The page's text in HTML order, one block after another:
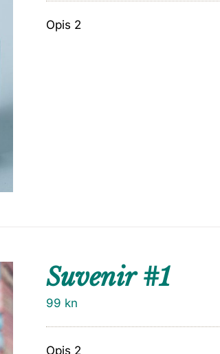
Opis 2
Suvenir #1
99 kn
Opis 2